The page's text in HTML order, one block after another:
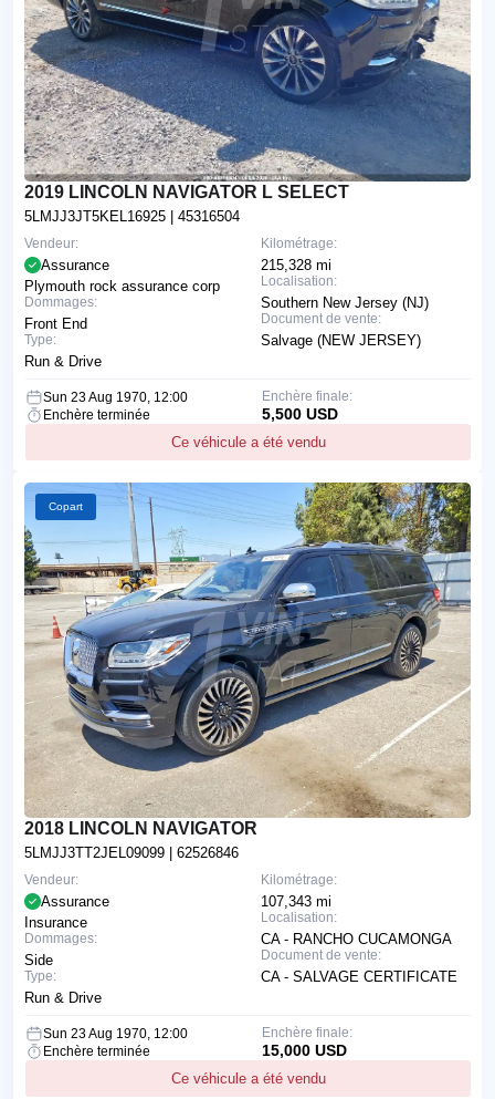
2019 LINCOLN NAVIGATOR L SELECT
5LMJJ3JT5KEL16925 | 45316504
Kilométrage:
215,328 mi
Localisation:
Southern New Jersey (NJ)
Document de vente:
Salvage (NEW JERSEY)
Vendeur:
Assurance
Plymouth rock assurance corp
Dommages:
Front End
Type:
Run & Drive
Sun 23 Aug 1970, 12:00
Enchère terminée
Ce véhicule a été vendu
Enchère finale:
5,500 USD
Copart
2018 LINCOLN NAVIGATOR
5LMJJ3TT2JEL09099 | 62526846
Kilométrage:
107,343 mi
Localisation:
CA - RANCHO CUCAMONGA
Document de vente:
CA - SALVAGE CERTIFICATE
Vendeur:
Assurance
Insurance
Dommages:
Side
Type:
Run & Drive
Sun 23 Aug 1970, 12:00
Enchère terminée
Ce véhicule a été vendu
Enchère finale:
15,000 USD